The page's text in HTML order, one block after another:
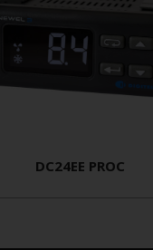
DC24EE PROC